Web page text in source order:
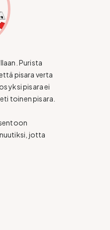
Purista
pisara verta
yksi pisara ei
toinen pisara.
jotta